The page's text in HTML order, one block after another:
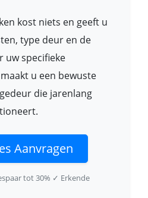
kost niets en geeft u
type deur en de
uw specifieke
u een bewuste
die jarenlang
Aanvragen
tot 30% ✓ Erkende